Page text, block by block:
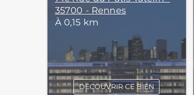
35700 - Rennes
À 0,15 km
DÉCOUVRIR CE BIEN